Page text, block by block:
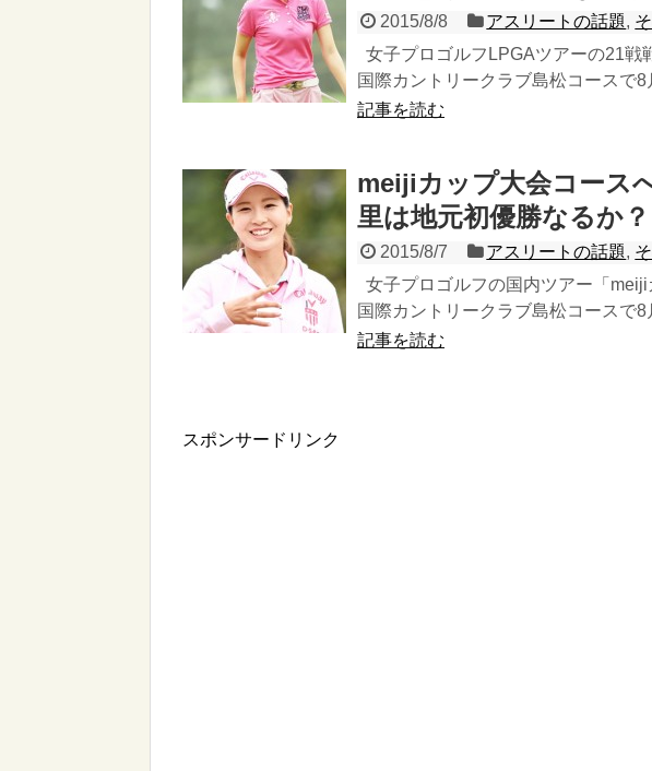
2015/8/8 アスリートの話題,
女子プロゴルフLPGAツアーの21
国際カントリークラブ島松コースで
記事を読む
meijiカップ大会コース
里は地元初優勝なるか？
2015/8/7 アスリートの話題,
女子プロゴルフの国内ツアー「
国際カントリークラブ島松コースで
記事を読む
スポンサードリンク